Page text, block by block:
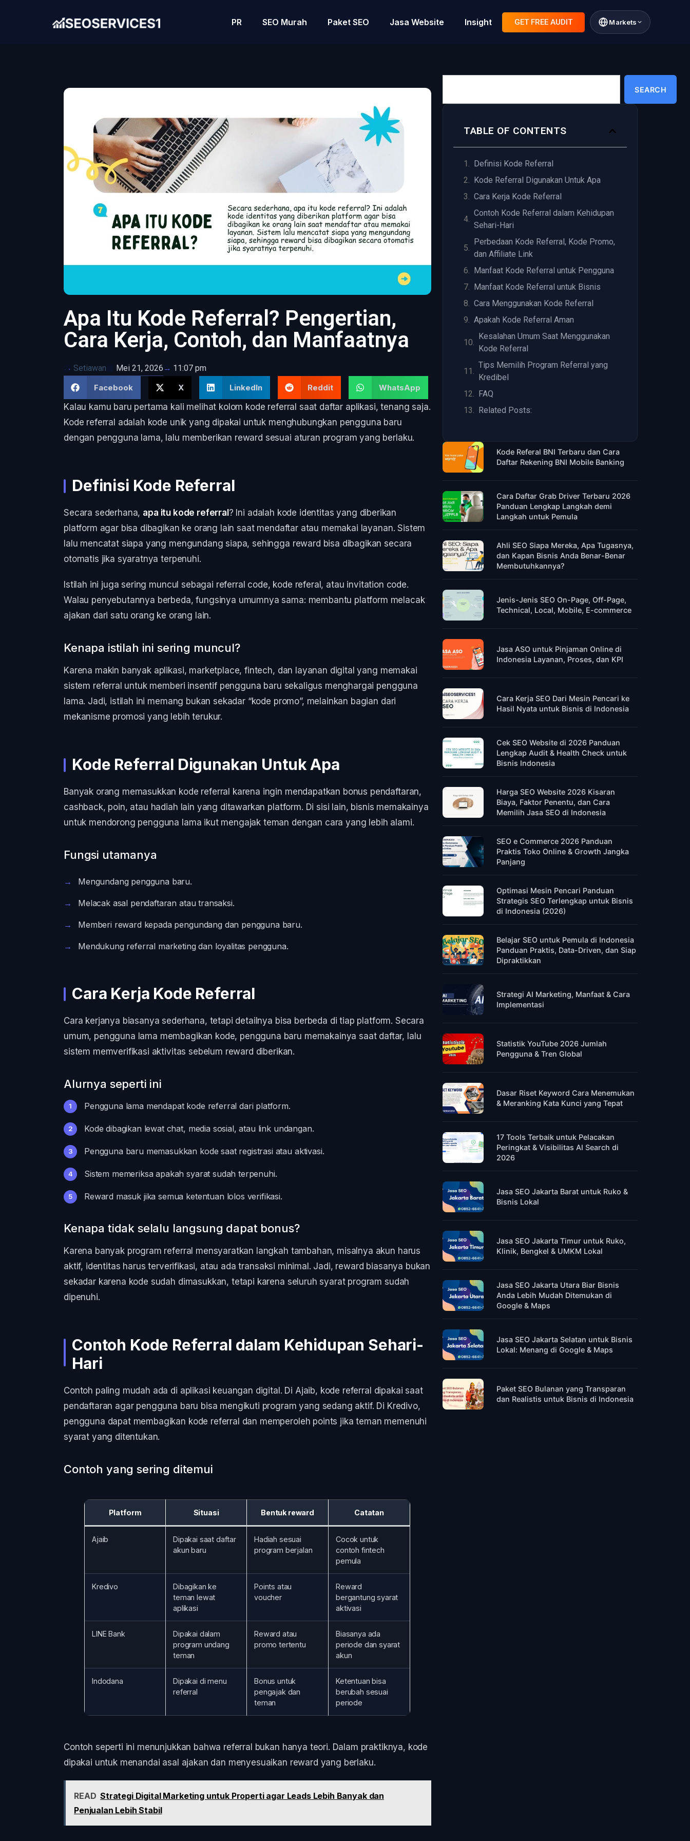
PR SEO Murah Paket SEO Jasa Website Insight GET FREE AUDIT Markets
Apa Itu Kode Referral? Pengertian,
Cara Kerja, Contoh, dan Manfaatnya
Setiawan Mei 21, 2026
11:07 pm
Facebook
X LinkedIn Reddit WhatsApp
Kalau kamu baru pertama kali melihat kolom kode referral saat daftar aplikasi, tenang saja.
Kode referral adalah kode unik yang dipakai untuk menghubungkan pengguna baru
dengan pengguna lama, lalu memberikan reward sesuai aturan program yang berlaku.
Definisi Kode Referral
Secara sederhana, apa itu kode referral? Ini adalah kode identitas yang diberikan
platform agar bisa dibagikan ke orang lain saat mendaftar atau memakai layanan. Sistem
lalu mencatat siapa yang mengundang siapa, sehingga reward bisa dibagikan secara
otomatis jika syaratnya terpenuhi.
Istilah ini juga sering muncul sebagai referral code, kode referal, atau invitation code.
Walau penyebutannya berbeda, fungsinya umumnya sama: membantu platform melacak
ajakan dari satu orang ke orang lain.
Kenapa istilah ini sering muncul?
Karena makin banyak aplikasi, marketplace, fintech, dan layanan digital yang memakai
sistem referral untuk memberi insentif pengguna baru sekaligus menghargai pengguna
lama. Jadi, istilah ini memang bukan sekadar “kode promo”, melainkan bagian dari
mekanisme promosi yang lebih terukur.
Kode Referral Digunakan Untuk Apa
Banyak orang memasukkan kode referral karena ingin mendapatkan bonus pendaftaran,
cashback, poin, atau hadiah lain yang ditawarkan platform. Di sisi lain, bisnis memakainya
untuk mendorong pengguna lama ikut mengajak teman dengan cara yang lebih alami.
Fungsi utamanya
Mengundang pengguna baru.
Melacak asal pendaftaran atau transaksi.
Memberi reward kepada pengundang dan pengguna baru.
Mendukung referral marketing dan loyalitas pengguna.
Cara Kerja Kode Referral
Cara kerjanya biasanya sederhana, tetapi detailnya bisa berbeda di tiap platform. Secara
umum, pengguna lama membagikan kode, pengguna baru memakainya saat daftar, lalu
sistem memverifikasi aktivitas sebelum reward diberikan.
Alurnya seperti ini
Pengguna lama mendapat kode referral dari platform.
Kode dibagikan lewat chat, media sosial, atau link undangan.
Pengguna baru memasukkan kode saat registrasi atau aktivasi.
Sistem memeriksa apakah syarat sudah terpenuhi.
Reward masuk jika semua ketentuan lolos verifikasi.
Kenapa tidak selalu langsung dapat bonus?
Karena banyak program referral mensyaratkan langkah tambahan, misalnya akun harus
aktif, identitas harus terverifikasi, atau ada transaksi minimal. Jadi, reward biasanya bukan
sekadar karena kode sudah dimasukkan, tetapi karena seluruh syarat program sudah
dipenuhi.
Contoh Kode Referral dalam Kehidupan Sehari-
Hari
Contoh paling mudah ada di aplikasi keuangan digital. Di Ajaib, kode referral dipakai saat
pendaftaran agar pengguna baru bisa mengikuti program yang sedang aktif. Di Kredivo,
pengguna dapat membagikan kode referral dan memperoleh points jika teman memenuhi
syarat yang ditentukan.
Contoh yang sering ditemui
Platform Situasi Bentuk reward Catatan
Ajaib
Dipakai saat daftar
akun baru
Hadiah sesuai
program berjalan
Cocok untuk
contoh fintech
pemula
Kredivo
Dibagikan ke
teman lewat
aplikasi
Points atau
voucher
Reward
bergantung syarat
aktivasi
LINE Bank
Dipakai dalam
program undang
teman
Reward atau
promo tertentu
Biasanya ada
periode dan syarat
akun
Indodana
Dipakai di menu
referral
Bonus untuk
pengajak dan
teman
Ketentuan bisa
berubah sesuai
periode
Contoh seperti ini menunjukkan bahwa referral bukan hanya teori. Dalam praktiknya, kode
dipakai untuk menandai asal ajakan dan menyesuaikan reward yang berlaku.
READ Strategi Digital Marketing untuk Properti agar Leads Lebih Banyak dan
Penjualan Lebih Stabil
SEARCH
TABLE OF CONTENTS
Definisi Kode Referral
Kode Referral Digunakan Untuk Apa
Cara Kerja Kode Referral
Contoh Kode Referral dalam Kehidupan
Sehari-Hari
Perbedaan Kode Referral, Kode Promo,
dan Affiliate Link
Manfaat Kode Referral untuk Pengguna
Manfaat Kode Referral untuk Bisnis
Cara Menggunakan Kode Referral
Apakah Kode Referral Aman
Kesalahan Umum Saat Menggunakan
Kode Referral
Tips Memilih Program Referral yang
Kredibel
FAQ
Related Posts:
Kode Referal BNI Terbaru dan Cara
Daftar Rekening BNI Mobile Banking
Cara Daftar Grab Driver Terbaru 2026
Panduan Lengkap Langkah demi
Langkah untuk Pemula
Ahli SEO Siapa Mereka, Apa Tugasnya,
dan Kapan Bisnis Anda Benar-Benar
Membutuhkannya?
Jenis-Jenis SEO On-Page, Off-Page,
Technical, Local, Mobile, E-commerce
Jasa ASO untuk Pinjaman Online di
Indonesia Layanan, Proses, dan KPI
Cara Kerja SEO Dari Mesin Pencari ke
Hasil Nyata untuk Bisnis di Indonesia
Cek SEO Website di 2026 Panduan
Lengkap Audit & Health Check untuk
Bisnis Indonesia
Harga SEO Website 2026 Kisaran
Biaya, Faktor Penentu, dan Cara
Memilih Jasa SEO di Indonesia
SEO e Commerce 2026 Panduan
Praktis Toko Online & Growth Jangka
Panjang
Optimasi Mesin Pencari Panduan
Strategis SEO Terlengkap untuk Bisnis
di Indonesia (2026)
Belajar SEO untuk Pemula di Indonesia
Panduan Praktis, Data-Driven, dan Siap
Dipraktikkan
Strategi AI Marketing, Manfaat & Cara
Implementasi
Statistik YouTube 2026 Jumlah
Pengguna & Tren Global
Dasar Riset Keyword Cara Menemukan
& Meranking Kata Kunci yang Tepat
17 Tools Terbaik untuk Pelacakan
Peringkat & Visibilitas AI Search di
2026
Jasa SEO Jakarta Barat untuk Ruko &
Bisnis Lokal
Jasa SEO Jakarta Timur untuk Ruko,
Klinik, Bengkel & UMKM Lokal
Jasa SEO Jakarta Utara Biar Bisnis
Anda Lebih Mudah Ditemukan di
Google & Maps
Jasa SEO Jakarta Selatan untuk Bisnis
Lokal: Menang di Google & Maps
Paket SEO Bulanan yang Transparan
dan Realistis untuk Bisnis di Indonesia